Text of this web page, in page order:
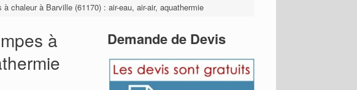
chaleur à Barville (61170) : air-eau, air-air, aquathermie
à
Demande de Devis